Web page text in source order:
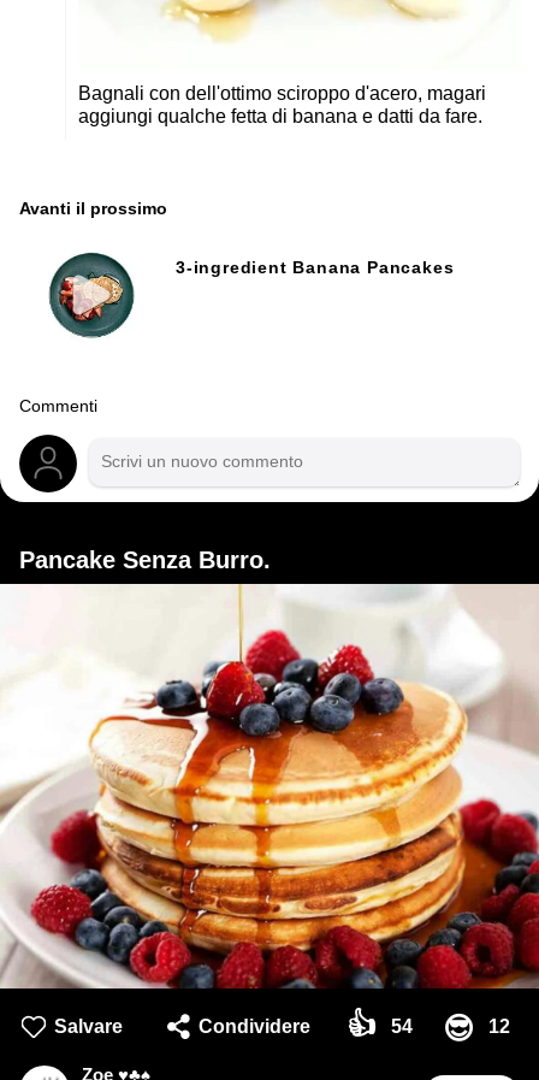
Bagnali con dell'ottimo sciroppo d'acero, magari
aggiungi qualche fetta di banana e datti da fare.
Avanti il ​​prossimo
3-ingredient Banana Pancakes
Commenti
Pancake Senza Burro.
Salvare Condividere 👍 54 😎 12
Zoe ♥♣♠